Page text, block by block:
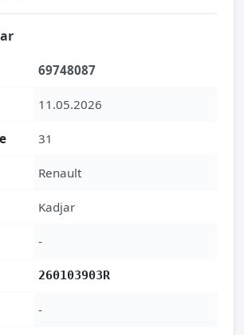
69748087
11.05.2026
31
Renault
Kadjar
-
260103903R
-